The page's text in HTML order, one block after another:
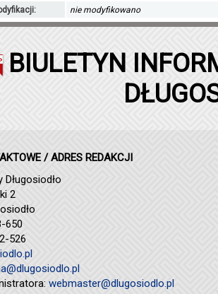
nie modyfikowano
BIULETYN
/ ADRES REDAKCJI
Długosiodło
2
650
526
webmaster@dlugosiodlo.pl